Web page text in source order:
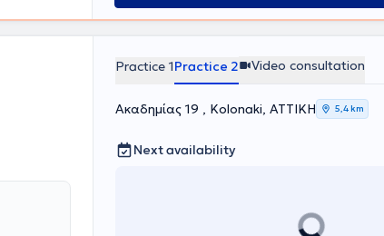
Practice 1Practice 2 Video consultation
Ακαδημίας 19 , Kolonaki, ΑΤΤΙΚΗ 5,4 km
Next availability